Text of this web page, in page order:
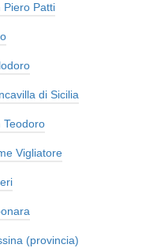
Piero Patti
di Sicilia
Teodoro
Vigliatore
(provincia)